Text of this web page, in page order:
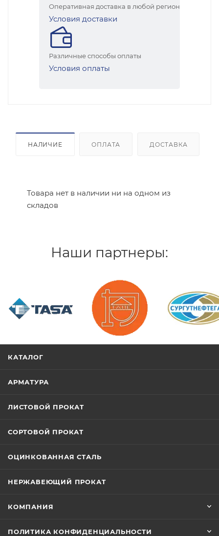
Оперативная доставка в любой регион
Условия доставки
Различные способы оплаты
Условия оплаты
НАЛИЧИЕ ОПЛАТА ДОСТАВКА
Товара нет в наличии ни на одном из
складов
Наши партнеры:
КАТАЛОГ
АРМАТУРА
ЛИСТОВОЙ ПРОКАТ
СОРТОВОЙ ПРОКАТ
ОЦИНКОВАННАЯ СТАЛЬ
НЕРЖАВЕЮЩИЙ ПРОКАТ
КОМПАНИЯ
ПОЛИТИКА КОНФИДЕНЦИАЛЬНОСТИ